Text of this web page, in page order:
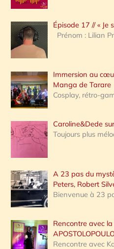
c
h
e
:
Épisode 17 // « Je
Prénom : Lilian
Immersion au
Manga de Tarare
Cosplay, rétro-
Caroline&Dede
Toujours plus
A 23 pas du
Peters, Robert
Bienvenue à 23
Rencontre avec
Rencontre avec